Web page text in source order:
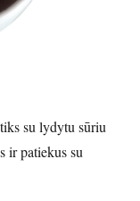
su lydytu sūriu
ir patiekus su